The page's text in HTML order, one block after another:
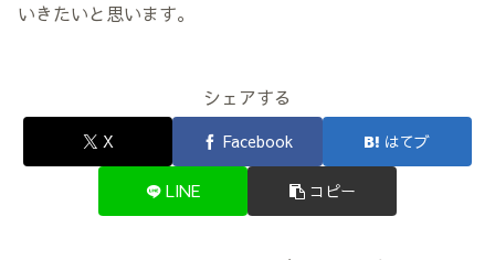
いきたいと思います。
シェアする
X Facebook はてブ
LINE コピー